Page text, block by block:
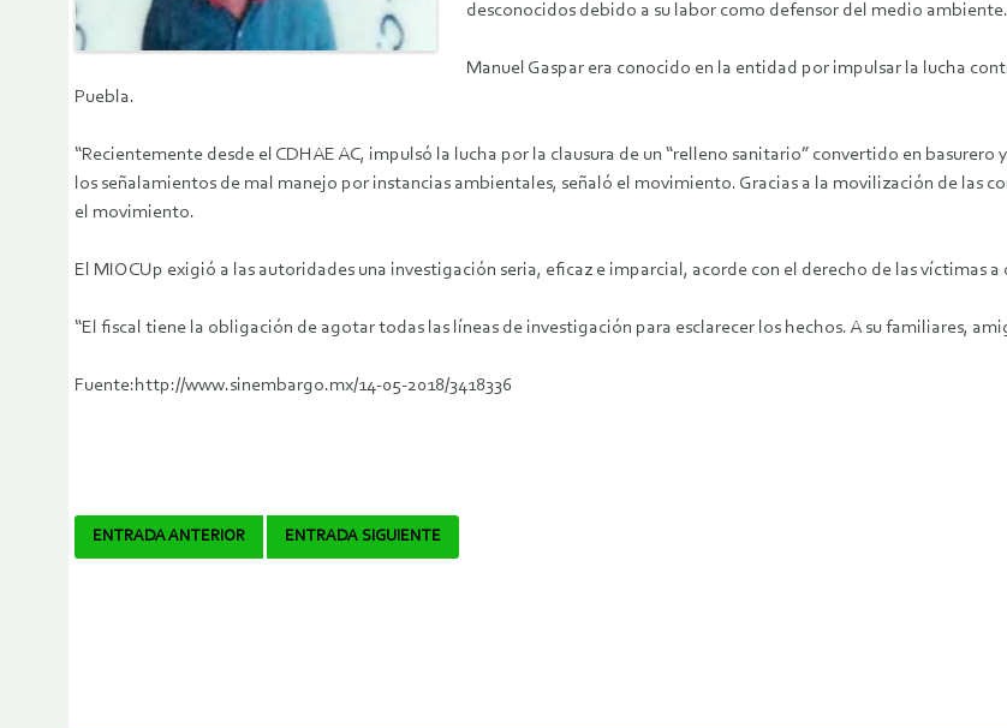
desconocidos debido a su labor como defensor del medio ambiente.
Manuel Gaspar era conocido en la entidad por impulsar la lucha
Puebla.
“Recientemente desde el CDHAE AC, impulsó la lucha por la clausura de un “relleno sanitario” convertido en
los señalamientos de mal manejo por instancias ambientales, señaló el movimiento. Gracias a la movilización de las
el movimiento.
El MIOCUp exigió a las autoridades una investigación seria, eficaz e imparcial, acorde con el derecho de las víctimas
“El fiscal tiene la obligación de agotar todas las líneas de investigación para esclarecer los hechos. A su familiares,
Fuente:http://www.sinembargo.mx/14-05-2018/3418336
Navegador
ENTRADA ANTERIOR ENTRADA SIGUIENTE